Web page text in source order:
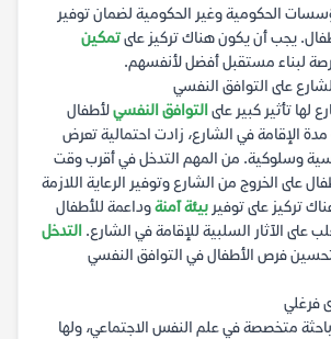
الحكومية وغير الحكومية لضمان توفير
يجب أن يكون هناك تركيز علىتمكين
لبناء مستقبل أفضل لأنفسهم.
على التوافق النفسي
لها تأثير كبير علىالتوافق النفسيلأطفال
الإقامة في الشارع، زادت احتمالية تعرض
وسلوكية. من المهم التدخل في أقرب وقت
على الخروج من الشارع وتوفير الرعاية اللازمة
تركيز على توفير بيئة آمنةوداعمة للأطفال
على الآثار السلبية للإقامة في الشارع. التدخل
فرص الأطفال في التوافق النفسي
فرغلي
متخصصة في علم النفس الاجتماعي، ولها